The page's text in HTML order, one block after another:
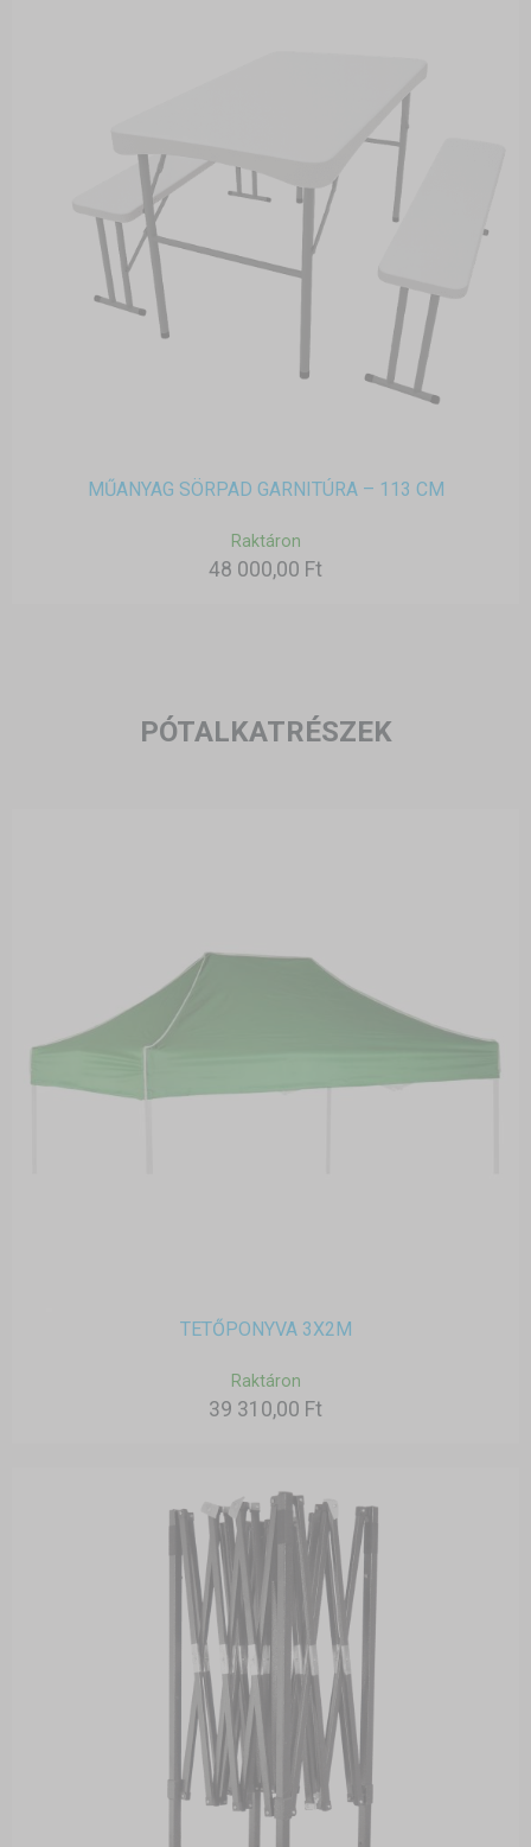
MŰANYAG SÖRPAD GARNITÚRA – 113 CM
Raktáron
48 000,00 Ft
PÓTALKATRÉSZEK
TETŐPONYVA 3X2M
Raktáron
39 310,00 Ft